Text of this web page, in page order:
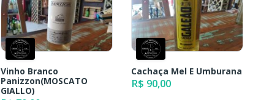
Vinho Branco
Panizzon(MOSCATO
GIALLO)
Cachaça Mel E Umburana
R$ 90,00